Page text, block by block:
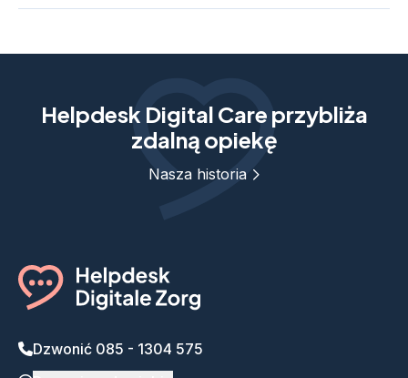
Helpdesk Digital Care przybliża
zdalną opiekę
Nasza historia
Dzwonić 085 - 1304 575